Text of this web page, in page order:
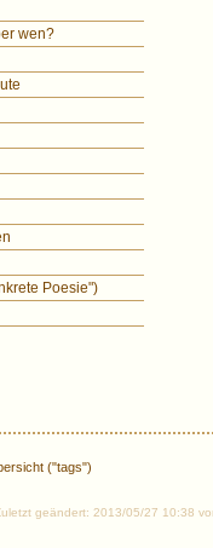
wen?
Poesie")
("tags")
geändert: 2013/05/27 10:38